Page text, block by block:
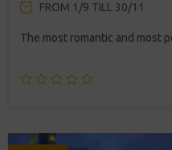
FROM 1/9 TILL 30/11
The most romantic and most